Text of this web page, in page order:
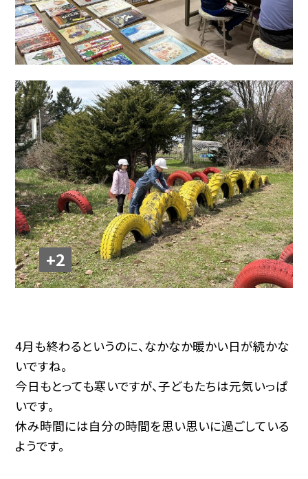
+2
4月も終わるというのに、なかなか暖かい日が続かな
いですね。
今日もとっても寒いですが、子どもたちは元気いっぱ
いです。
休み時間には自分の時間を思い思いに過ごしている
ようです。